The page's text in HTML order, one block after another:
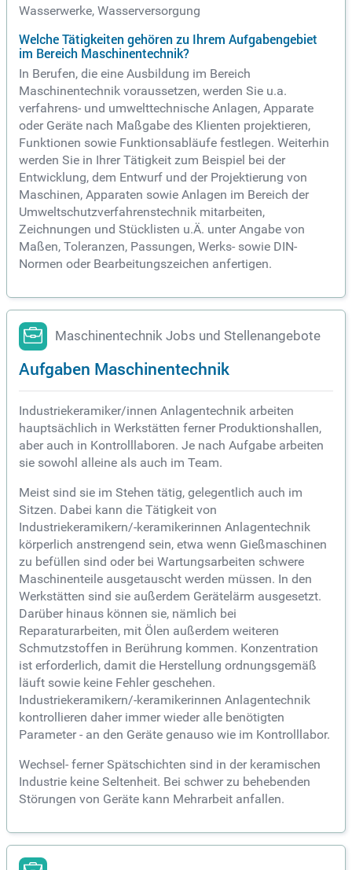
Wasserwerke, Wasserversorgung
Welche Tätigkeiten gehören zu Ihrem Aufgabengebiet
im Bereich Maschinentechnik?
In Berufen, die eine Ausbildung im Bereich
Maschinentechnik voraussetzen, werden Sie u.a.
verfahrens- und umwelttechnische Anlagen, Apparate
oder Geräte nach Maßgabe des Klienten projektieren,
Funktionen sowie Funktionsabläufe festlegen. Weiterhin
werden Sie in Ihrer Tätigkeit zum Beispiel bei der
Entwicklung, dem Entwurf und der Projektierung von
Maschinen, Apparaten sowie Anlagen im Bereich der
Umweltschutzverfahrenstechnik mitarbeiten,
Zeichnungen und Stücklisten u.Ä. unter Angabe von
Maßen, Toleranzen, Passungen, Werks- sowie DIN-
Normen oder Bearbeitungszeichen anfertigen.
Maschinentechnik Jobs und Stellenangebote
Aufgaben Maschinentechnik
Industriekeramiker/innen Anlagentechnik arbeiten
hauptsächlich in Werkstätten ferner Produktionshallen,
aber auch in Kontrolllaboren. Je nach Aufgabe arbeiten
sie sowohl alleine als auch im Team.
Meist sind sie im Stehen tätig, gelegentlich auch im
Sitzen. Dabei kann die Tätigkeit von
Industriekeramikern/-keramikerinnen Anlagentechnik
körperlich anstrengend sein, etwa wenn Gießmaschinen
zu befüllen sind oder bei Wartungsarbeiten schwere
Maschinenteile ausgetauscht werden müssen. In den
Werkstätten sind sie außerdem Gerätelärm ausgesetzt.
Darüber hinaus können sie, nämlich bei
Reparaturarbeiten, mit Ölen außerdem weiteren
Schmutzstoffen in Berührung kommen. Konzentration
ist erforderlich, damit die Herstellung ordnungsgemäß
läuft sowie keine Fehler geschehen.
Industriekeramikern/-keramikerinnen Anlagentechnik
kontrollieren daher immer wieder alle benötigten
Parameter - an den Geräte genauso wie im Kontrolllabor.
Wechsel- ferner Spätschichten sind in der keramischen
Industrie keine Seltenheit. Bei schwer zu behebenden
Störungen von Geräte kann Mehrarbeit anfallen.